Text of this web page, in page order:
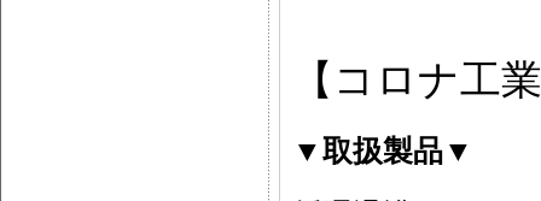
【コロナ工
▼取扱製品▼